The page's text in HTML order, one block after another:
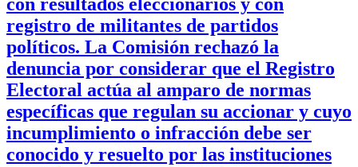
registro de militantes de partidos
políticos. La Comisión rechazó la
denuncia por considerar que el Registro
Electoral actúa al amparo de normas
específicas que regulan su accionar y cuyo
incumplimiento o infracción debe ser
conocido y resuelto por las instituciones